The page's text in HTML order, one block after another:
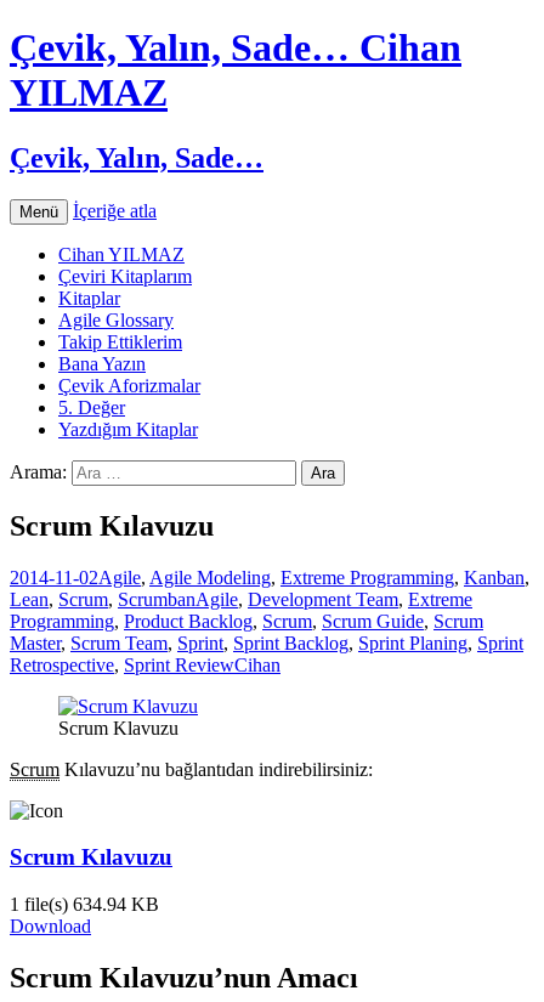
Çevik, Yalın, Sade… Cihan
YILMAZ
Çevik, Yalın, Sade…
Menü İçeriğe atla
Cihan YILMAZ
Çeviri Kitaplarım
Kitaplar
Agile Glossary
Takip Ettiklerim
Bana Yazın
Çevik Aforizmalar
5. Değer
Yazdığım Kitaplar
Arama:
Scrum Kılavuzu
2014-11-02Agile, Agile Modeling, Extreme Programming, Kanban,
Lean, Scrum, ScrumbanAgile, Development Team, Extreme
Programming, Product Backlog, Scrum, Scrum Guide, Scrum
Master, Scrum Team, Sprint, Sprint Backlog, Sprint Planing, Sprint
Retrospective, Sprint ReviewCihan
Scrum Klavuzu
Scrum Kılavuzu’nu bağlantıdan indirebilirsiniz:
Scrum Kılavuzu
1 file(s) 634.94 KB
Download
Scrum Kılavuzu’nun Amacı